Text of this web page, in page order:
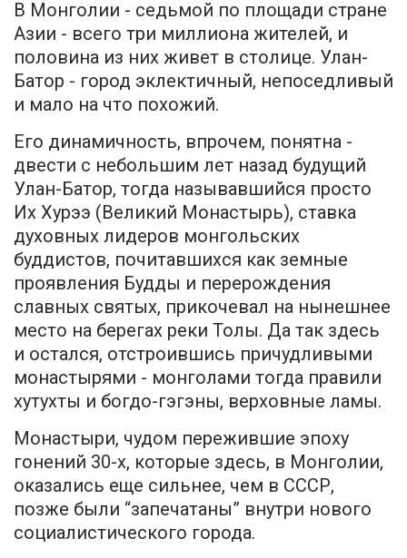
В Монголии - седьмой по площади стране
Азии - всего три миллиона жителей, и
половина из них живет в столице. Улан-
Батор - город эклектичный, непоседливый
и мало на что похожий.
Его динамичность, впрочем, понятна -
двести с небольшим лет назад будущий
Улан-Батор, тогда называвшийся просто
Их Хурээ (Великий Монастырь), ставка
духовных лидеров монгольских
буддистов, почитавшихся как земные
проявления Будды и перерождения
славных святых, прикочевал на нынешнее
место на берегах реки Толы. Да так здесь
и остался, отстроившись причудливыми
монастырями - монголами тогда правили
хутухты и богдо-гэгэны, верховные ламы.
Монастыри, чудом пережившие эпоху
гонений 30-х, которые здесь, в Монголии,
оказались еще сильнее, чем в СССР,
позже были “запечатаны” внутри нового
социалистического города.